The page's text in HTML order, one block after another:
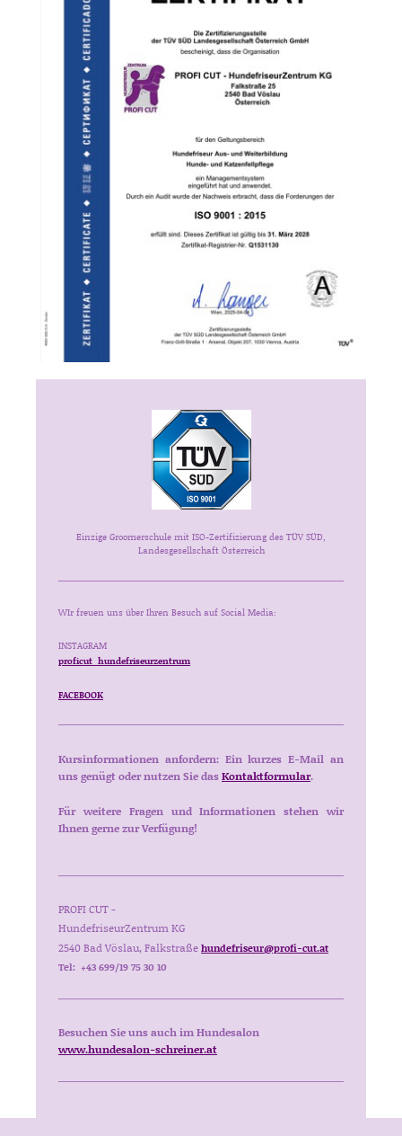
Einzige Groomerschule mit ISO-Zertifizierung des TÜV SÜD,
Landesgesellschaft Österreich
WIr freuen uns über Ihren Besuch auf Social Media:
INSTAGRAM
proficut_hundefriseurzentrum
FACEBOOK
Kursinformationen anfordern: Ein kurzes E-Mail an
uns genügt oder nutzen Sie dasKontaktformular.
Für weitere Fragen und Informationen stehen wir
Ihnen gerne zur Verfügung!
PROFI CUT -
HundefriseurZentrum KG
2540 Bad Vöslau, Falkstraßehundefriseur@profi-cut.at
Tel: +43 699/19 75 30 10
Besuchen Sie uns auch im Hundesalon
www.hundesalon-schreiner.at